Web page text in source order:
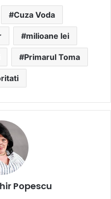
Cuza Voda
milioane lei
Primarul Toma
Popescu